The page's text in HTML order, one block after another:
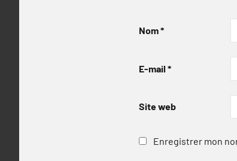
Nom*
E-mail *
Site web
Enregistrer mon